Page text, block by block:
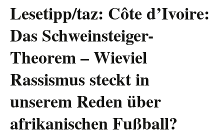
Lesetipp/taz: Côte d’Ivoire:
Das Schweinsteiger-
Theorem – Wieviel
Rassismus steckt in
unserem Reden über
afrikanischen Fußball?